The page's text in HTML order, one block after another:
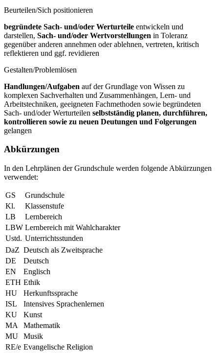
Beurteilen/Sich positionieren
begründete Sach- und/oder Werturteile entwickeln und
darstellen, Sach- und/oder Wertvorstellungen in Toleranz
gegenüber anderen annehmen oder ablehnen, vertreten, kritisch
reflektieren und ggf. revidieren
Gestalten/Problemlösen
Handlungen/Aufgaben auf der Grundlage von Wissen zu
komplexen Sachverhalten und Zusammenhängen, Lern- und
Arbeitstechniken, geeigneten Fachmethoden sowie begründeten
Sach- und/oder Werturteilen selbstständig planen, durchführen,
kontrollieren sowie zu neuen Deutungen und Folgerungen
gelangen
Abkürzungen
In den Lehrplänen der Grundschule werden folgende Abkürzungen
verwendet:
GS
Grundschule
Kl.
Klassenstufe
LB
Lernbereich
LBW Lernbereich mit Wahlcharakter
Ustd. Unterrichtsstunden
DaZ Deutsch als Zweitsprache
DE
Deutsch
EN
Englisch
ETH Ethik
HU
Herkunftssprache
ISL
Intensives Sprachenlernen
KU
Kunst
MA
Mathematik
MU
Musik
RE/e Evangelische Religion